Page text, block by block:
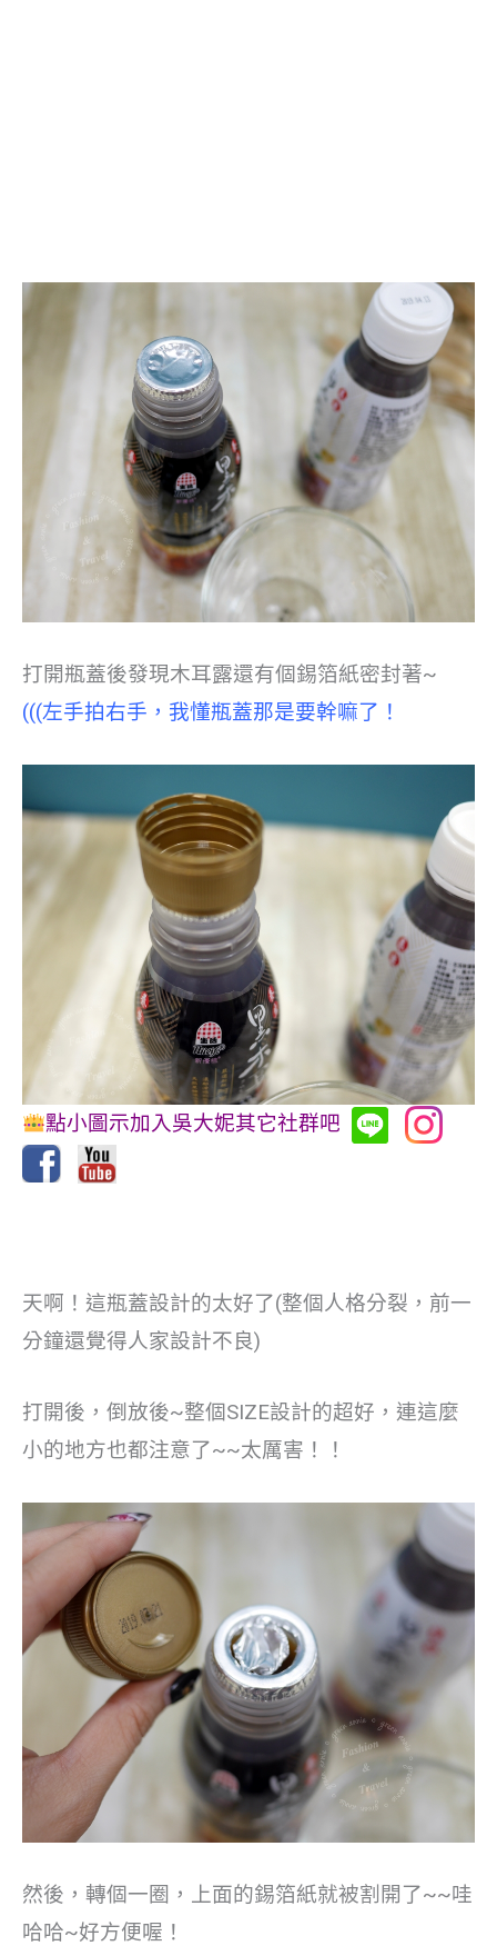
打開瓶蓋後發現木耳露還有個錫箔紙密封著~
(((左手拍右手，我懂瓶蓋那是要幹嘛了！
點小圖示加入吳大妮其它社群吧
天啊！這瓶蓋設計的太好了(整個人格分裂，前一
分鐘還覺得人家設計不良)
打開後，倒放後~整個SIZE設計的超好，連這麼
小的地方也都注意了~~太厲害！！
然後，轉個一圈，上面的錫箔紙就被割開了~~哇
哈哈~好方便喔！